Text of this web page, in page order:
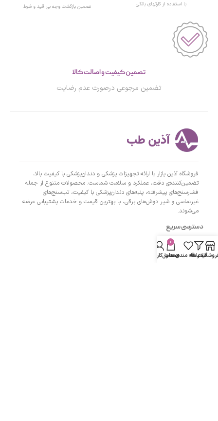
با استفاده از کارتهای بانکی تصمین بازگشت وجه بی قید و شرط
تصمین کیفیت و اصالت کالا
تضمین مرجوعی درصورت عدم رضایت
فروشگاه آذین پازار با ارائه تجهیزات پزشکی و دندان‌پزشکی با کیفیت بالا،
تضمین‌کننده‌ی دقت، عملکرد و سلامت شماست. محصولات متنوع از جمله
فشارسنج‌های پیشرفته، پنبه‌های دندان‌پزشکی با کیفیت، تب‌سنج‌های
غیرتماسی و شیر دوش‌های برقی، با بهترین قیمت و خدمات پشتیبانی عرضه
می‌شوند.
دسترسی سریع
- صفحه اصلی
فیلتر ها
علاقه مندی ها
0
محصول
حساب کاربری من